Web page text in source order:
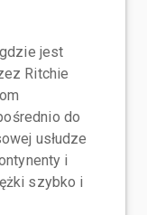
jest
Ritchie
do
usłudze
i
szybko i